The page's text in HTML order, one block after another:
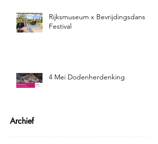
Rijksmuseum x Bevrijdingsdans
Festival
4 Mei Dodenherdenking
Archief